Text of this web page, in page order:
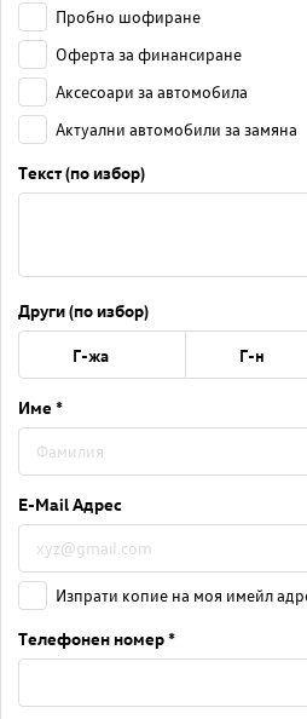
Пробно шофиране
Оферта за финансиране
Аксесоари за автомобила
Актуални автомобили за замяна
Текст (по избор)
Други (по избор)
Г-жа Г-н
Име *
E-Mail Адрес
Изпрати копие на моя имейл
Телефонен номер *